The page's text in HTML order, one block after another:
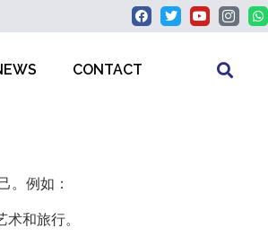
CONTACT
。例如：
和旅行。